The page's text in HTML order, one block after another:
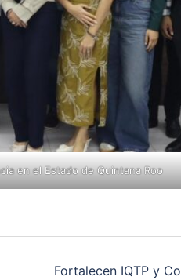
en el Estado de Quintana Roo
Fortalecen IQTP y